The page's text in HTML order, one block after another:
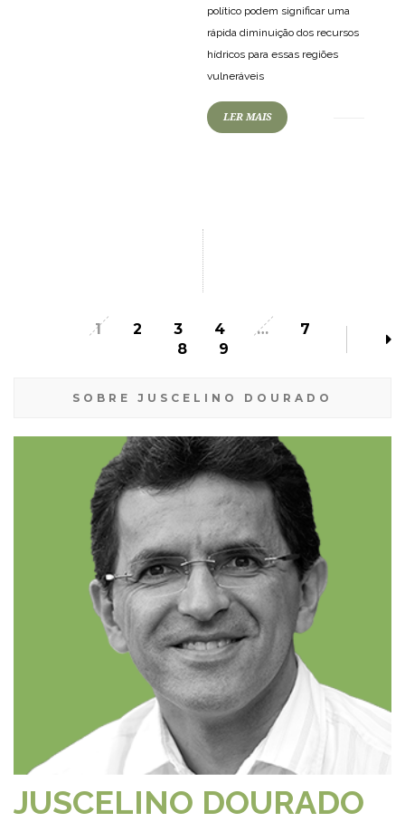
político podem significar uma
rápida diminuição dos recursos
hídricos para essas regiões
vulneráveis
LER MAIS
1 2 3 4 …
7
8
9
SOBRE JUSCELINO DOURADO
JUSCELINO DOURADO